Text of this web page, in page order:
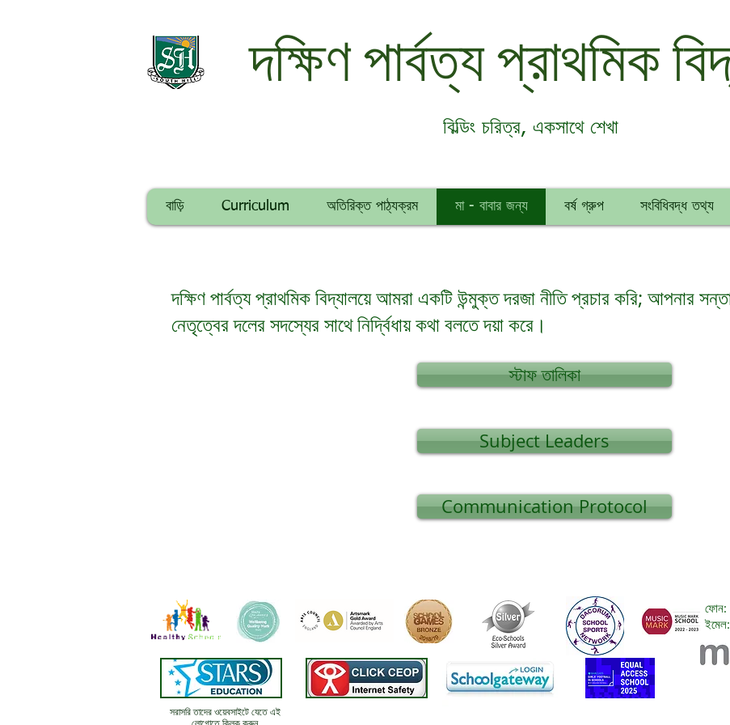
দক্ষিণ পার্বত্য প্রাথমিক
বিল্ডিং চরিত্র, একসাথে শেখা
বাড়ি Curriculum অতিরিক্ত পাঠ্যক্রম মা - বাবার জন্য বর্ষ গ্রুপ সংবিধিবদ্ধ তথ্য
দক্ষিণ পার্বত্য প্রাথমিক বিদ্যালয়ে আমরা একটি উন্মুক্ত দরজা নীতি প্রচার করি; আপনার
নেতৃত্বের দলের সদস্যের সাথে নির্দ্বিধায় কথা বলতে দয়া করে।
স্টাফ তালিকা
Subject Leaders
Communication Protocol
ইমেল:
সরাসরি তাদের ওয়েবসাইটে যেতে এই